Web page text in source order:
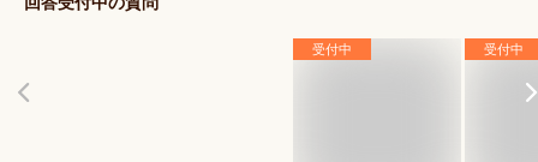
受付中 受付中